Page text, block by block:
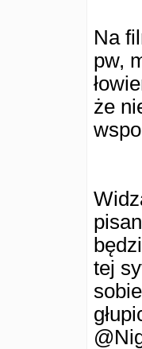
Na
pw,
że
tej